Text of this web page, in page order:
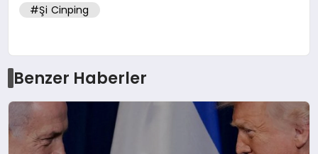
#Şi Cinping
Benzer Haberler